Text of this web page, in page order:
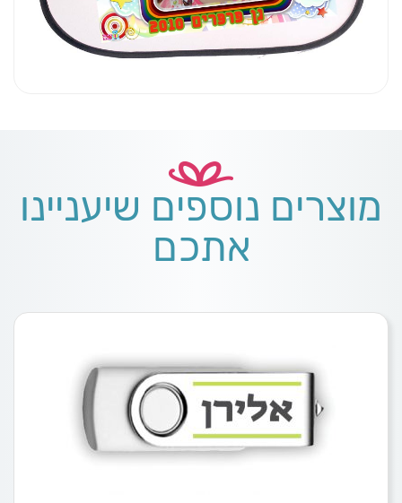
מוצרים נוספים שיעניינו
אתכם